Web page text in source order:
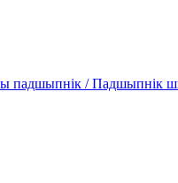
падшыпнік / Падшыпнік